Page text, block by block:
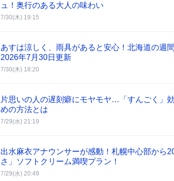
ュ！奥行のある大人の味わい
7/30(木) 19:15
あすは涼しく、雨具があると安心！北海道の週
2026年7月30日更新
7/30(木) 18:20
片思いの人の遅刻癖にモヤモヤ…「すんごく」
めの方法とは
7/29(水) 21:19
出水麻衣アナウンサーが感動！札幌中心部から
さ」ソフトクリーム満喫プラン！
7/29(水) 20:49